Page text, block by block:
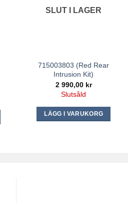
SLUT I LAGER
715003803 (Red Rear
Intrusion Kit)
2 990,00 kr
Slutsåld
LÄGG I VARUKORG